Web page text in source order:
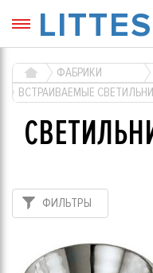
ФАБРИКИ
ВСТРАИВАЕМЫЕ
ФИЛЬТРЫ